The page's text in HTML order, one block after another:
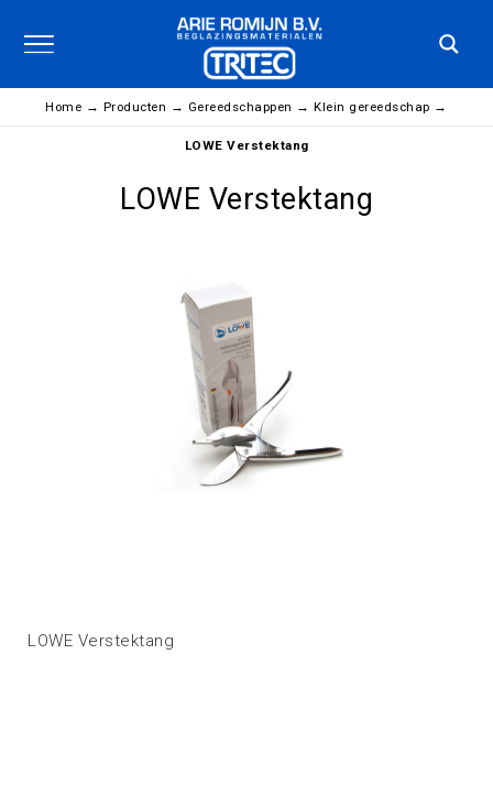
Home → Producten → Gereedschappen →Klein gereedschap →
LOWE Verstektang
LOWE Verstektang
LOWE Verstektang